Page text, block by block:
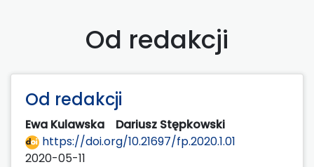
Od redakcji
Od redakcji
Ewa Kulawska
Dariusz Stępkowski
https://doi.org/10.21697/fp.2020.1.01
2020-05-11